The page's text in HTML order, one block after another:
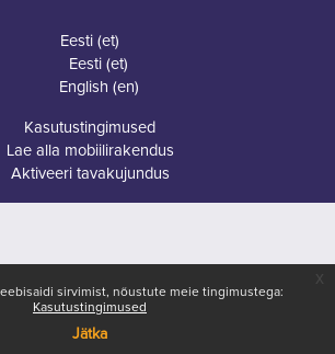
sirvimist, nõustute meie tingimustega:
Kasutustingimused
Jätka
Eesti ‎(et)‎
Eesti ‎(et)‎
English ‎(en)‎
Kasutustingimused
Lae alla mobiilirakendus
Aktiveeri tavakujundus